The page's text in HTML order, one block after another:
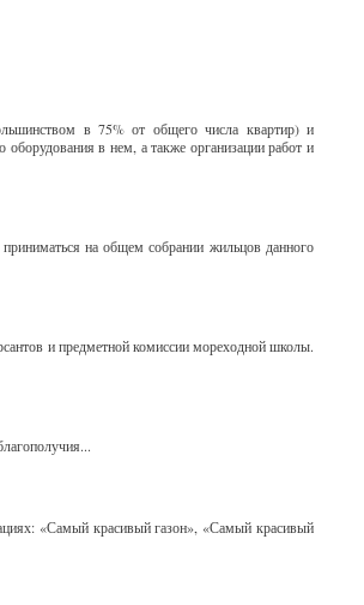
в 75% от общего числа квартир) и
оборудования в нем, а также организации работ и
на общем собрании жильцов данного
и предметной комиссии мореходной школы.
«Самый красивый газон», «Самый красивый